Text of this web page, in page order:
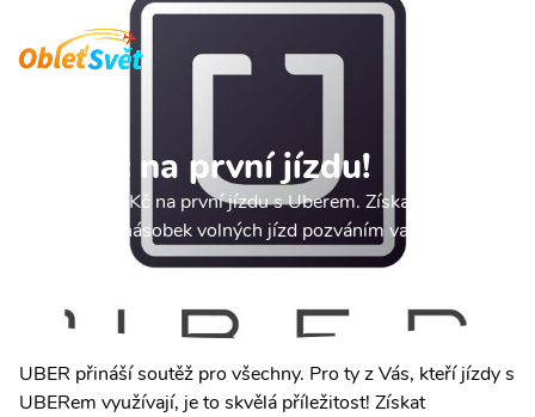
200 Kč na první jízdu!
Získejte 200 Kč na první jízdu s Uberem. Získat také
můžete dvojnásobek volných jízd pozváním vašich přátel,
UBER přináší soutěž pro všechny. Pro ty z Vás, kteří jízdy s
UBERem využívají, je to skvělá příležitost! Získat